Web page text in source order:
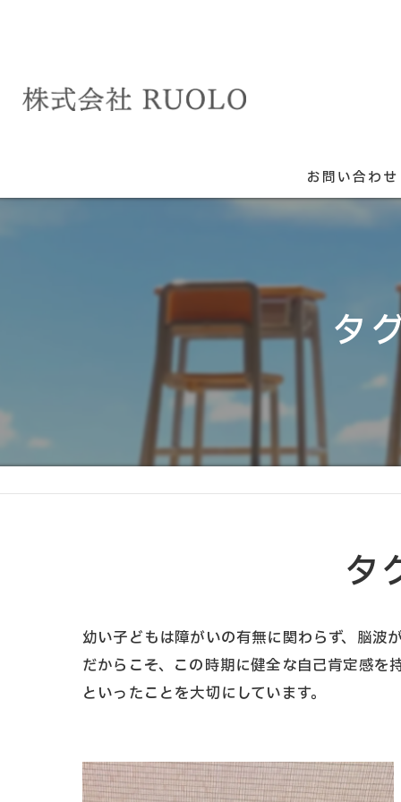
お問い合わ
タ
タ
幼い子どもは障がいの有無に関わらず、脳波
だからこそ、この時期に健全な自己肯定感
といったことを大切にしています。